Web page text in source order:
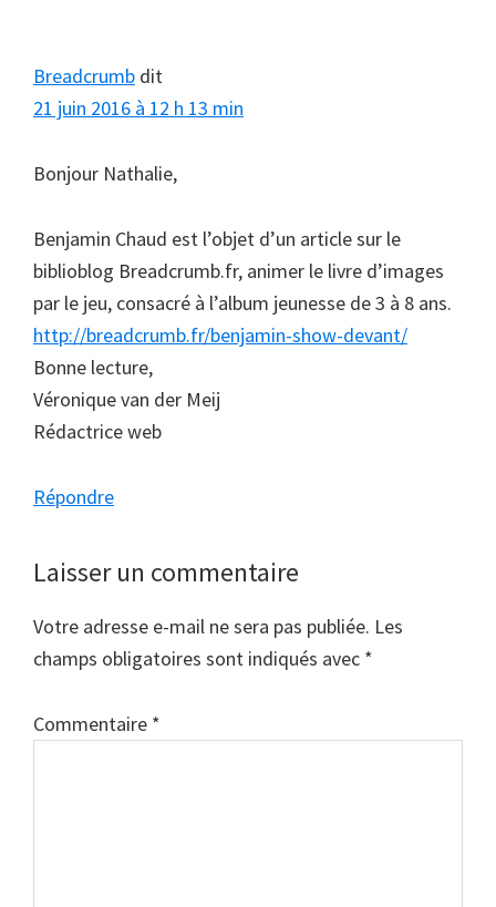
Breadcrumb dit
21 juin 2016 à 12 h 13 min
Bonjour Nathalie,
Benjamin Chaud est l’objet d’un article sur le
biblioblog Breadcrumb.fr, animer le livre d’images
par le jeu, consacré à l’album jeunesse de 3 à 8 ans.
http://breadcrumb.fr/benjamin-show-devant/
Bonne lecture,
Véronique van der Meij
Rédactrice web
Répondre
Laisser un commentaire
Votre adresse e-mail ne sera pas publiée. Les
champs obligatoires sont indiqués avec *
Commentaire *